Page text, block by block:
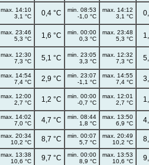
max. 14:10
3,1 °C
0,4 °C
min. 08:53
-1,0 °C
max. 14:12
3,1 °C
max. 23:46
5,3 °C
1,6 °C
min. 00:00
0,3 °C
max. 23:48
5,3 °C
max. 12:30
7,3 °C
5,1 °C
min. 23:05
3,3 °C
max. 12:32
7,3 °C
max. 14:54
7,4 °C
2,9 °C
min. 23:07
-1,1 °C
max. 14:55
7,4 °C
max. 12:00
2,7 °C
1,2 °C
min. 00:00
-0,7 °C
max. 12:01
2,7 °C
max. 14:02
7,0 °C
4,7 °C
min. 08:44
1,8 °C
max. 13:50
6,9 °C
max. 20:34
10,2 °C
8,7 °C
min. 00:07
5,7 °C
max. 20:49
10,2 °C
max. 13:38
10,6 °C
9,7 °C
min. 00:00
8,9 °C
max. 13:53
10,6 °C